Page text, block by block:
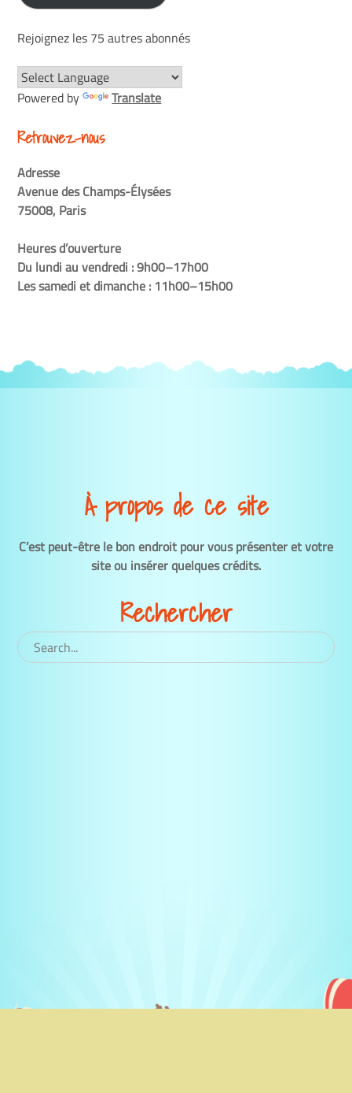
Rejoignez les 75 autres abonnés
Powered by Translate
Retrouvez-nous
Adresse
Avenue des Champs-Élysées
75008, Paris
Heures d’ouverture
Du lundi au vendredi : 9h00–17h00
Les samedi et dimanche : 11h00–15h00
À propos de ce site
C’est peut-être le bon endroit pour vous présenter et votre
site ou insérer quelques crédits.
Rechercher